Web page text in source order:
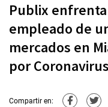
Publix
empleado de
mercados en
por Coronavirus
Compartir en: